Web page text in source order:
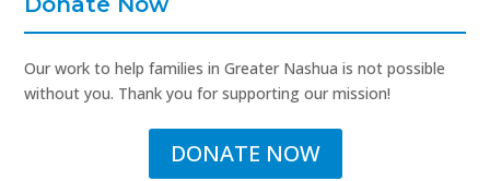
Our work to help families in Greater Nashua is not possible
without you. Thank you for supporting our mission!
DONATE NOW